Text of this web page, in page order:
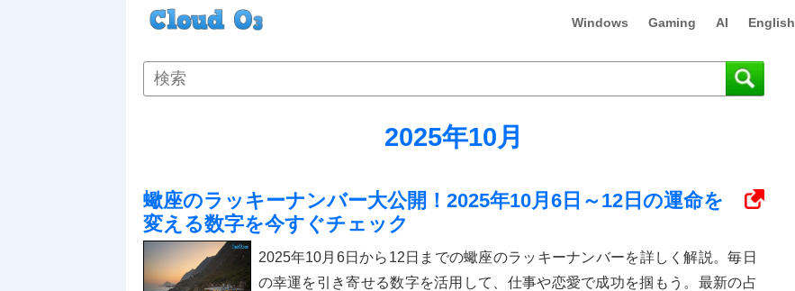
Windows Gaming AI English
2025年10月
蠍座のラッキーナンバー大公開！2025年10月6日～12日の運命を
変える数字を今すぐチェック
2025年10月6日から12日までの蠍座のラッキーナンバーを詳しく解説。毎日
の幸運を引き寄せる数字を活用して、仕事や恋愛で成功を掴もう。最新の占